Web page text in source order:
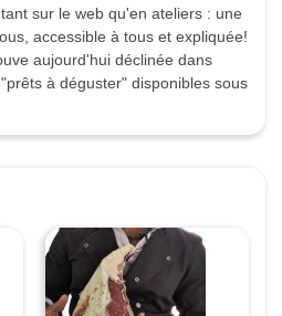
sur le web qu'en ateliers : une
accessible à tous et expliquée!
aujourd'hui déclinée dans
à déguster" disponibles sous